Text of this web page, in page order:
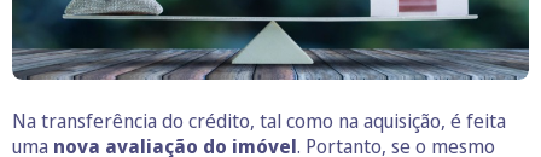
Na transferência do crédito, tal como na aquisição, é feita
uma nova avaliação do imóvel. Portanto, se o mesmo